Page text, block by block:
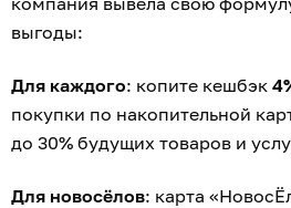
выгоды:
Для каждого: копите кешбэк
покупки по накопительной
до 30% будущих товаров и
Для новосёлов: карта